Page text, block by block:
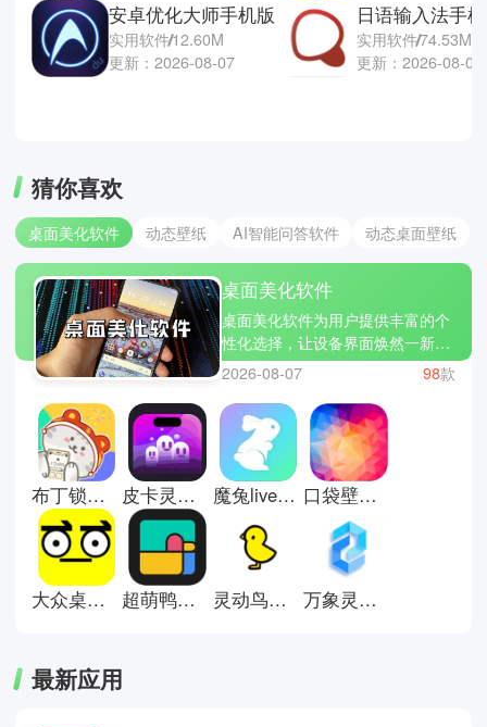
安卓优化大师手机版
实用软件12.60M
更新：2026-08-07
日语输入法手
实用软件74.53M
更新：2026-08-06
猜你喜欢
桌面美化软件 动态壁纸 AI智能问答软件 动态桌面壁纸
桌面美化软件
桌面美化软件为用户提供丰富的个
性化选择，让设备界面焕然一新。
无论是动态壁纸、图标风格还是小
组件布局，都可以自由搭配，打造
专属视觉风格。操作简单，更新内
容丰富，能够持续带来新鲜感。对
于追求个性与美感的人来说，它让
日常使用也变得更有趣。这里有些
桌面美化软件推荐；Nova
Launcher，元气桌面和微软桌面。
2026-08-07 98款
布丁锁屏壁纸 皮卡灵动岛应用商店 魔兔live2d官方版 口袋壁纸安卓版
大众桌面小组件安卓版 超萌鸭手账 灵动鸟手机版 万象灵动岛安卓版
最新应用